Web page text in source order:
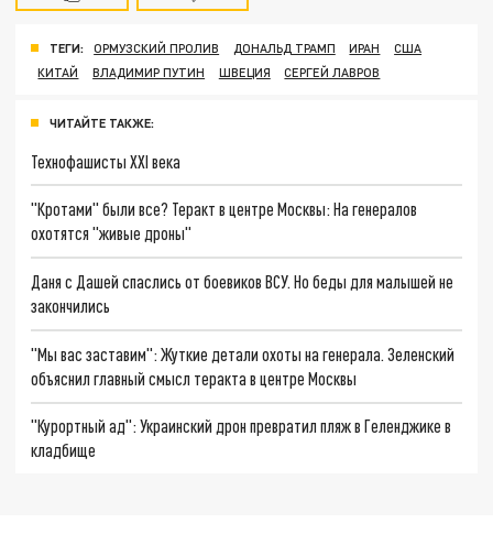
ТЕГИ: ОРМУЗСКИЙ ПРОЛИВ ДОНАЛЬД ТРАМП ИРАН
США
КИТАЙ
ВЛАДИМИР ПУТИН ШВЕЦИЯ СЕРГЕЙ ЛАВРОВ
ЧИТАЙТЕ ТАКЖЕ:
Технофашисты XXI века
"Кротами" были все? Теракт в центре Москвы: На генералов
охотятся "живые дроны"
Даня с Дашей спаслись от боевиков ВСУ. Но беды для малышей не
закончились
"Мы вас заставим": Жуткие детали охоты на генерала. Зеленский
объяснил главный смысл теракта в центре Москвы
"Курортный ад": Украинский дрон превратил пляж в Геленджике в
кладбище